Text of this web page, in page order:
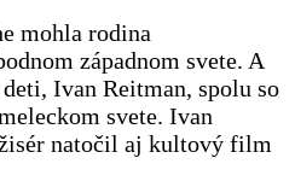
mohla rodina
západnom svete. A
Ivan Reitman, spolu so
svete. Ivan
natočil aj kultový film